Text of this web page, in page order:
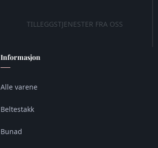
TILLEGGSTJENESTER FRA OSS
Informasjon
Alle varene
Beltestakk
Bunad